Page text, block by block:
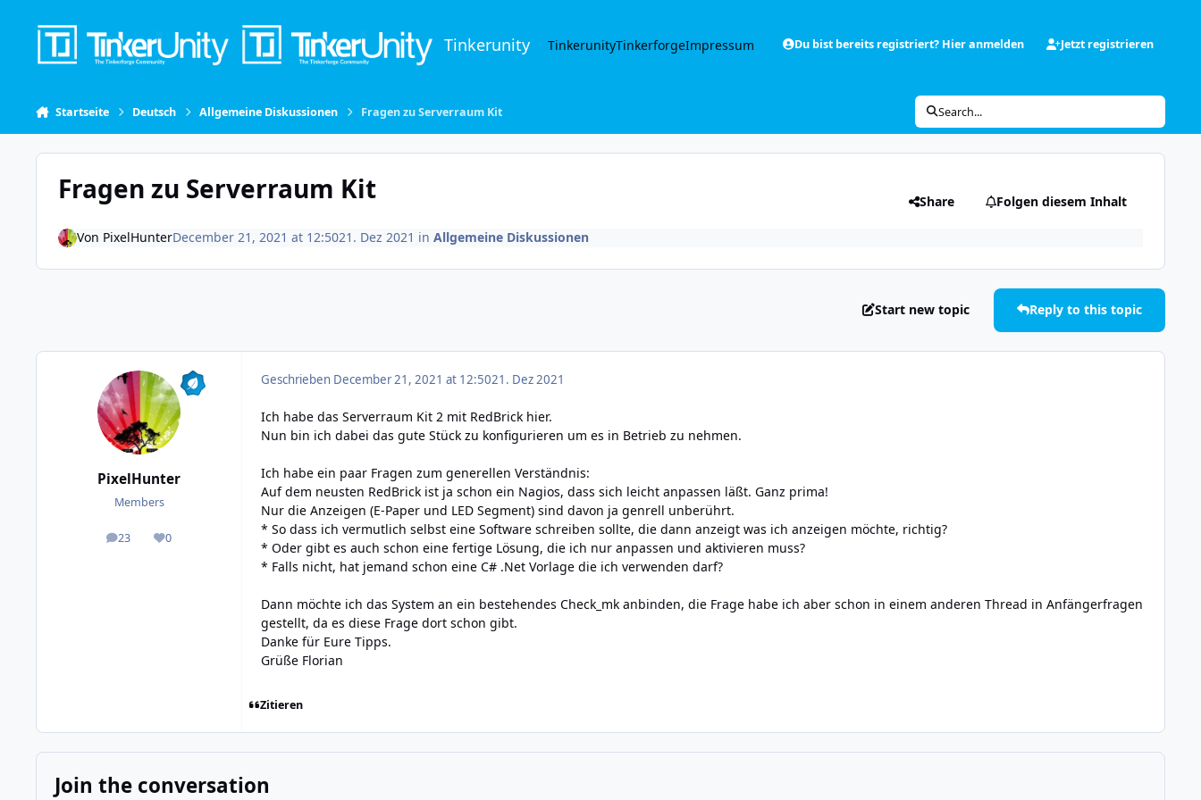
Tinkerunity TinkerunityTinkerforgeImpressum Du bist bereits registriert? Hier anmelden Jetzt registrieren
Startseite Deutsch Allgemeine Diskussionen Fragen zu Serverraum Kit Search...
Fragen zu Serverraum Kit Share Folgen diesem Inhalt
Von PixelHunterDecember 21, 2021 at 12:5021. Dez 2021 in Allgemeine Diskussionen
Start new topic Reply to this topic
PixelHunter
Members
23
posts 0
Reputation
Geschrieben December 21, 2021 at 12:5021. Dez 2021
Ich habe das Serverraum Kit 2 mit RedBrick hier.
Nun bin ich dabei das gute Stück zu konfigurieren um es in Betrieb zu nehmen.
Ich habe ein paar Fragen zum generellen Verständnis:
Auf dem neusten RedBrick ist ja schon ein Nagios, dass sich leicht anpassen läßt. Ganz prima!
Nur die Anzeigen (E-Paper und LED Segment) sind davon ja genrell unberührt.
* So dass ich vermutlich selbst eine Software schreiben sollte, die dann anzeigt was ich anzeigen möchte, richtig?
* Oder gibt es auch schon eine fertige Lösung, die ich nur anpassen und aktivieren muss?
* Falls nicht, hat jemand schon eine C# .Net Vorlage die ich verwenden darf?
Dann möchte ich das System an ein bestehendes Check_mk anbinden, die Frage habe ich aber schon in einem anderen Thread in Anfängerfragen
gestellt, da es diese Frage dort schon gibt.
Danke für Eure Tipps.
Grüße Florian
Zitieren
Join the conversation